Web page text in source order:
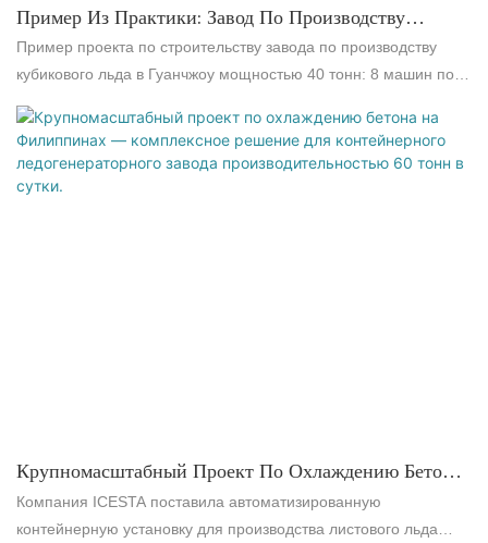
Пример Из Практики: Завод По Производству
Кубического Льда В Гуанчжоу Грузоподъемностью 40
Тонн С Интегрированной Автоматизированной
Системой Упаковки И Доставки.
Пример проекта по строительству завода по производству
кубикового льда в Гуанчжоу мощностью 40 тонн: 8 машин по 5
тонн + автоматическая упаковочная машина + хранилище
льда + интеллектуальная система доставки. Беспилотное
производство сокращает время погрузки на 60%, решая
проблему нехватки рабочей силы и низкой
Крупномасштабный Проект По Охлаждению Бетона
На Филиппинах — Комплексное Решение Для
Контейнерного Ледогенераторного Завода
Компания ICESTA поставила автоматизированную
контейнерную установку для производства листового льда